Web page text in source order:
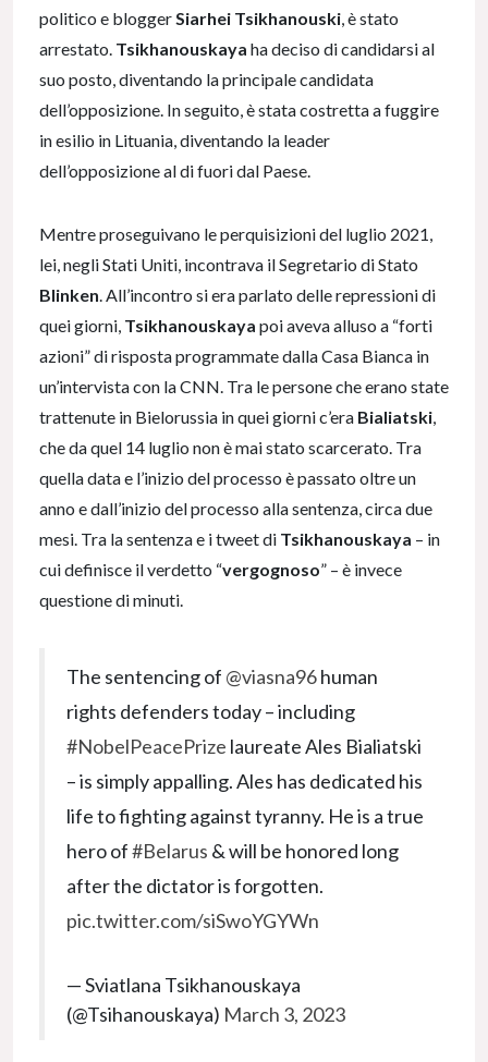
politico e bloggerSiarhei Tsikhanouski, è stato
arrestato. Tsikhanouskaya ha deciso di candidarsi al
suo posto, diventando la principale candidata
dell’opposizione. In seguito, è stata costretta a fuggire
in esilio in Lituania, diventando la leader
dell’opposizione al di fuori dal Paese.
Mentre proseguivano le perquisizioni del luglio 2021,
lei, negli Stati Uniti, incontrava il Segretario di Stato
Blinken. All’incontro si era parlato delle repressioni di
quei giorni, Tsikhanouskaya poi aveva alluso a “forti
azioni” di risposta programmate dalla Casa Bianca in
un’intervista con la CNN. Tra le persone che erano state
trattenute in Bielorussia in quei giorni c’era Bialiatski,
che da quel 14 luglio non è mai stato scarcerato. Tra
quella data e l’inizio del processo è passato oltre un
anno e dall’inizio del processo alla sentenza, circa due
mesi. Tra la sentenza e i tweet di Tsikhanouskaya – in
cui definisce il verdetto “vergognoso” – è invece
questione di minuti.
The sentencing of @viasna96human
rights defenders today – including
#NobelPeacePrize laureate Ales Bialiatski
– is simply appalling. Ales has dedicated his
life to fighting against tyranny. He is a true
hero of#Belarus & will be honored long
after the dictator is forgotten.
pic.twitter.com/siSwoYGYWn
— Sviatlana Tsikhanouskaya
(@Tsihanouskaya) March 3, 2023